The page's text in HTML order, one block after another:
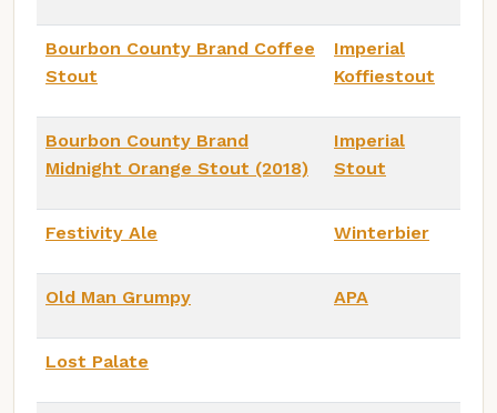
Bourbon County Brand Coffee
Stout
Imperial
Koffiestout
Bourbon County Brand
Midnight Orange Stout (2018)
Imperial
Stout
Festivity Ale Winterbier
Old Man Grumpy APA
Lost Palate